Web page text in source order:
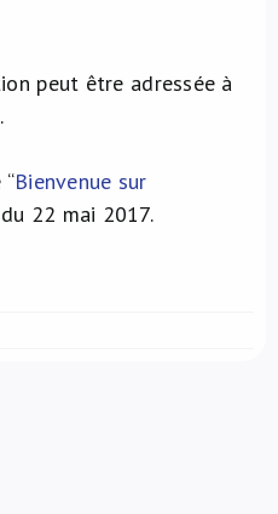
peut être adressée à
.
Bienvenue sur
du 22 mai 2017.